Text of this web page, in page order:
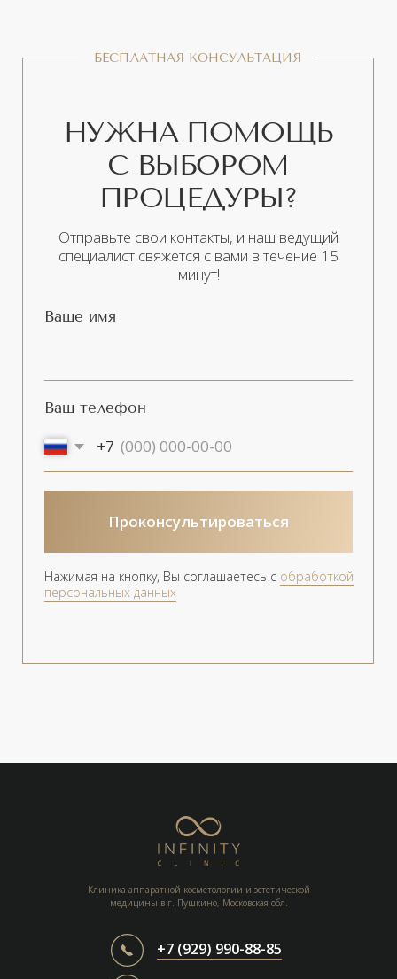
Клиника аппаратной косметологии и эстетической
медицины в г. Пушкино, Московская обл.
+7 (929) 990-88-85